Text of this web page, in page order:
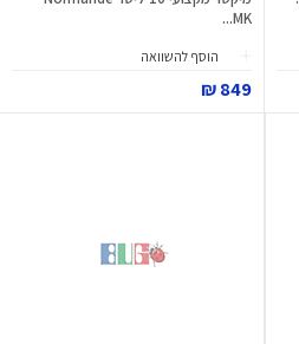
MK...
הוסף להשוואה
849 ₪